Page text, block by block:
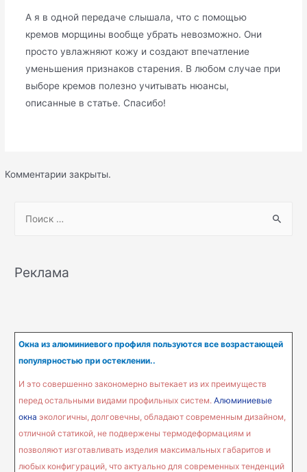
А я в одной передаче слышала, что с помощью
кремов морщины вообще убрать невозможно. Они
просто увлажняют кожу и создают впечатление
уменьшения признаков старения. В любом случае при
выборе кремов полезно учитывать нюансы,
описанные в статье. Спасибо!
Комментарии закрыты.
r
o
Реклама
Окна из алюминиевого профиля пользуются все возрастающей
популярностью при остеклении..
И это совершенно закономерно вытекает из их преимуществ
перед остальными видами профильных систем.Алюминиевые
окна экологичны, долговечны, обладают современным дизайном,
отличной статикой, не подвержены термодеформациям и
позволяют изготавливать изделия максимальных габаритов и
любых конфигураций, что актуально для современных тенденций